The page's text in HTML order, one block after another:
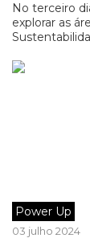
No terceiro
explorar as
Power Up
03 julho 2024